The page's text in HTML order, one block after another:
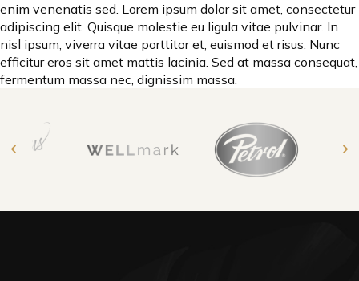
enim venenatis sed. Lorem ipsum dolor sit amet, consectetur
adipiscing elit. Quisque molestie eu ligula vitae pulvinar. In
nisl ipsum, viverra vitae porttitor et, euismod et risus. Nunc
efficitur eros sit amet mattis lacinia. Sed at massa consequat,
fermentum massa nec, dignissim massa.